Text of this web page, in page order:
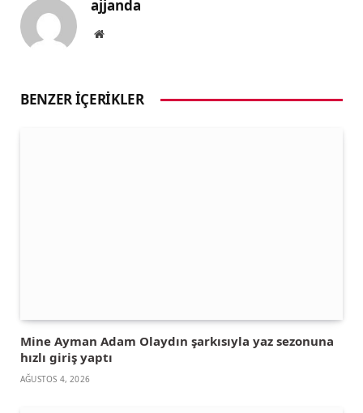
ajjanda
Website
BENZER İÇERIKLER
Mine Ayman Adam Olaydın şarkısıyla yaz sezonuna
hızlı giriş yaptı
AĞUSTOS 4, 2026